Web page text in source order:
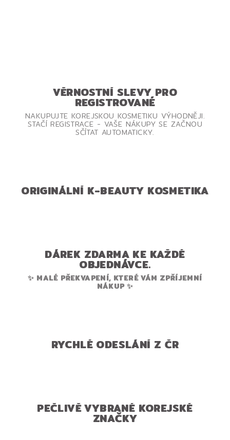
VĚRNOSTNÍ SLEVY PRO
REGISTROVANÉ
NAKUPUJTE KOREJSKOU KOSMETIKU VÝHODNĚJI.
STAČÍ REGISTRACE - VAŠE NÁKUPY SE ZAČNOU
SČÍTAT AUTOMATICKY.
ORIGINÁLNÍ K-BEAUTY KOSMETIKA
DÁREK ZDARMA KE KAŽDÉ
OBJEDNÁVCE.
✨ MALÉ PŘEKVAPENÍ, KTERÉ VÁM ZPŘÍJEMNÍ
NÁKUP ✨
RYCHLÉ ODESLÁNÍ Z ČR
PEČLIVĚ VYBRANÉ KOREJSKÉ
ZNAČKY